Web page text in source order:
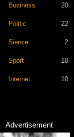
Business 20
Politic 22
Sience 2
Sport 18
Internet 10
Advertisement